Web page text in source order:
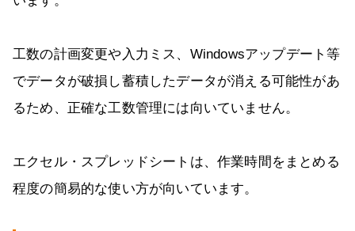
工数の計画変更や入力ミス、Windowsアップデート等
でデータが破損し蓄積したデータが消える可能性があ
るため、正確な工数管理には向いていません。
エクセル・スプレッドシートは、作業時間をまとめる
程度の簡易的な使い方が向いています。